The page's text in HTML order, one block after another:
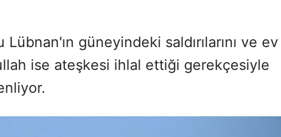
güneyindeki saldırılarını ve ev
ise ateşkesi ihlal ettiği gerekçesiyle